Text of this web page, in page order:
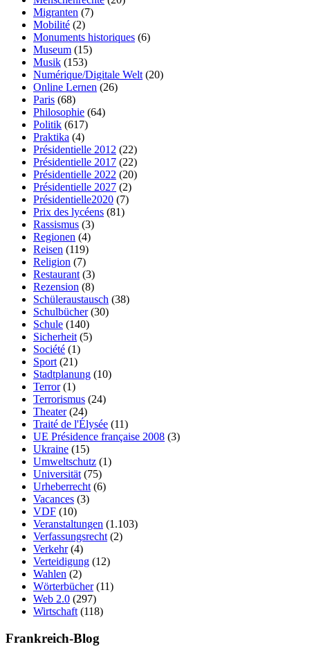
Migranten (7)
Mobilité (2)
Monuments historiques (6)
Museum (15)
Musik (153)
Numérique/Digitale Welt (20)
Online Lernen (26)
Paris (68)
Philosophie (64)
Politik (617)
Praktika (4)
Présidentielle 2012 (22)
Présidentielle 2017 (22)
Présidentielle 2022 (20)
Présidentielle 2027 (2)
Présidentielle2020 (7)
Prix des lycéens (81)
Rassismus (3)
Regionen (4)
Reisen (119)
Religion (7)
Restaurant (3)
Rezension (8)
Schüleraustausch (38)
Schulbücher(30)
Schule (140)
Sicherheit (5)
Société (1)
Sport (21)
Stadtplanung (10)
Terror(1)
Terrorismus (24)
Theater(24)
Traité de l'Élysée (11)
UE Présidence française 2008 (3)
Ukraine (15)
Umweltschutz (1)
Universität (75)
Urheberrecht (6)
Vacances (3)
VDF (10)
Veranstaltungen (1.103)
Verfassungsrecht (2)
Verkehr(4)
Verteidigung (12)
Wahlen (2)
Wörterbücher(11)
Web 2.0 (297)
Wirtschaft (118)
Frankreich-Blog